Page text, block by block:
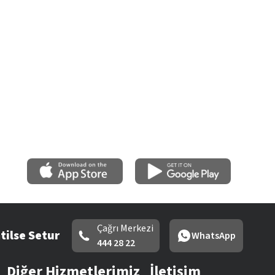
Setur
Çağrı Merkezi
444 28 22
WhatsApp